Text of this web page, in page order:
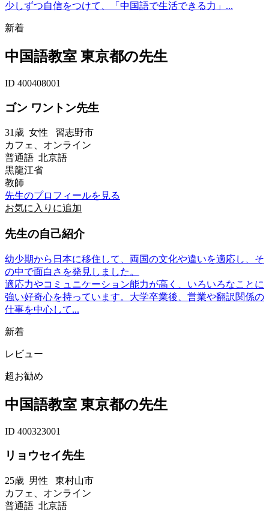
少しずつ自信をつけて、「中国語で生活できる力」...
新着
中国語教室 東京都の先生
ID 400408001
ゴン ワントン先生
31歳 女性 習志野市
カフェ、オンライン
普通語 北京語
黒龍江省
教師
先生のプロフィールを見る
お気に入りに追加
先生の自己紹介
幼少期から日本に移住して、両国の文化や違いを適応し、そ
の中で面白さを発見しました。
適応力やコミュニケーション能力が高く、いろいろなことに
強い好奇心を持っています。大学卒業後、営業や翻訳関係の
仕事を中心して...
新着
レビュー
超お勧め
中国語教室 東京都の先生
ID 400323001
リョウセイ先生
25歳 男性 東村山市
カフェ、オンライン
普通語 北京語